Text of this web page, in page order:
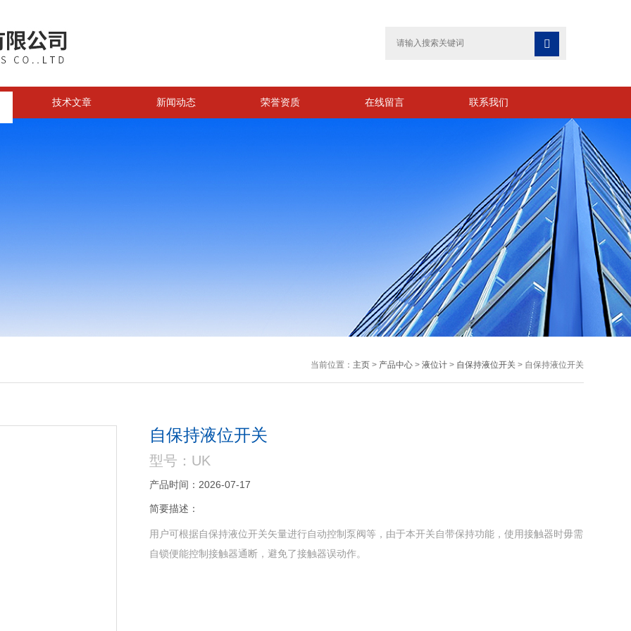

技术文章 新闻动态 荣誉资质 在线留言 联系我们
当前位置： 主页> 产品中心> 液位计> 自保持液位开关> 自保持液位开关
自保持液位开关
型号：UK
产品时间：2026-07-17
简要描述：
用户可根据自保持液位开关矢量进行自动控制泵阀等，由于本开关自带保持功能，使用接触器时毋需
自锁便能控制接触器通断，避免了接触器误动作。